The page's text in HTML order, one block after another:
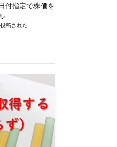
付指定で株価を
稿された